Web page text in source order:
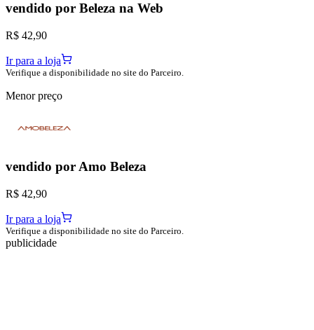
vendido por Beleza na Web
R$ 42,90
Ir para a loja
Verifique a disponibilidade no site do Parceiro.
Menor preço
vendido por Amo Beleza
R$ 42,90
Ir para a loja
Verifique a disponibilidade no site do Parceiro.
publicidade